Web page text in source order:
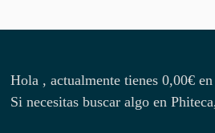
Hola , actualmente tienes0,00€
Si necesitas buscar algo en